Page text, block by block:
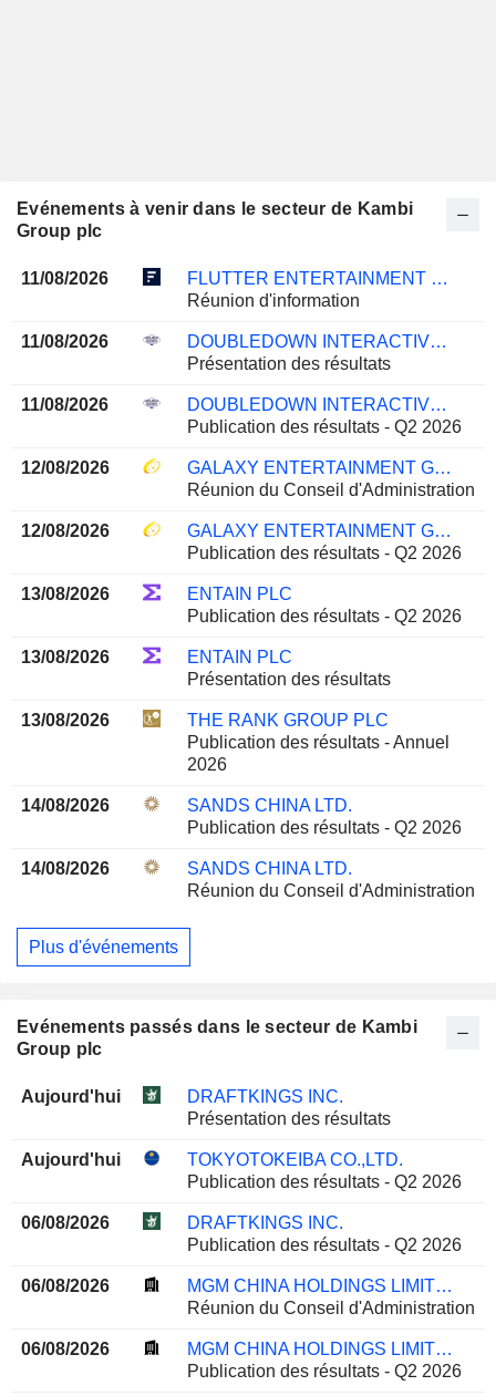
Evénements à venir dans le secteur de Kambi
Group plc
11/08/2026
FLUTTER ENTERTAINMENT PLC
Réunion d'information
11/08/2026
DOUBLEDOWN INTERACTIVE CO., LTD.
Présentation des résultats
11/08/2026
DOUBLEDOWN INTERACTIVE CO., LTD.
Publication des résultats - Q2 2026
12/08/2026
GALAXY ENTERTAINMENT GROUP LIMITED
Réunion du Conseil d'Administration
12/08/2026
GALAXY ENTERTAINMENT GROUP LIMITED
Publication des résultats - Q2 2026
13/08/2026
ENTAIN PLC
Publication des résultats - Q2 2026
13/08/2026
ENTAIN PLC
Présentation des résultats
13/08/2026
THE RANK GROUP PLC
Publication des résultats - Annuel
2026
14/08/2026
SANDS CHINA LTD.
Publication des résultats - Q2 2026
14/08/2026
SANDS CHINA LTD.
Réunion du Conseil d'Administration
Plus d'événements
Evénements passés dans le secteur de Kambi
Group plc
Aujourd'hui
DRAFTKINGS INC.
Présentation des résultats
Aujourd'hui
TOKYOTOKEIBA CO.,LTD.
Publication des résultats - Q2 2026
06/08/2026
DRAFTKINGS INC.
Publication des résultats - Q2 2026
06/08/2026
MGM CHINA HOLDINGS LIMITED
Réunion du Conseil d'Administration
06/08/2026
MGM CHINA HOLDINGS LIMITED
Publication des résultats - Q2 2026